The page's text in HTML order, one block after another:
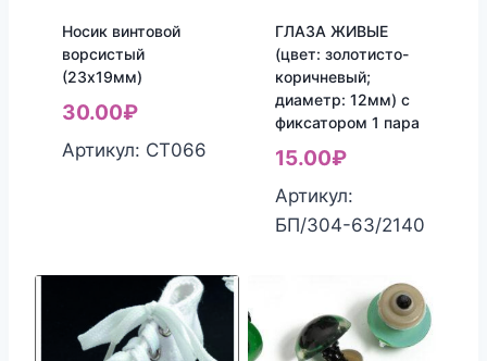
Носик винтовой
ворсистый
(23х19мм)
30.00₽
Артикул: СТ066
ГЛАЗА ЖИВЫЕ
(цвет: золотисто-
коричневый;
диаметр: 12мм) с
фиксатором 1 пара
15.00₽
Артикул:
БП/304-63/2140